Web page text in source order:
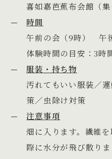
喜如嘉芭蕉布会館（集
時間
午前の会（9時） 午
体験時間の目安：3時
服装・持ち物
汚れてもいい服装／
策／虫除け対策
注意事項
畑に入ります。繊維
際に水分が飛び散り